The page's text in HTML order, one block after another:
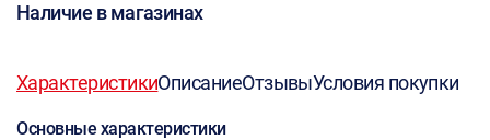
Наличие в магазинах
ХарактеристикиОписаниеОтзывыУсловия покупки
Основные характеристики